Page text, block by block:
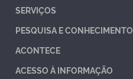
SERVIÇOS
PESQUISA E CONHECIMENTO
ACONTECE
ACESSO À INFORMAÇÃO